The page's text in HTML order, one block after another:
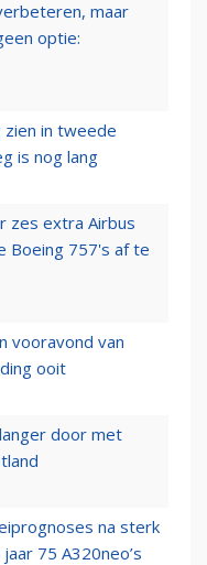
maar
optie:
in tweede
is nog lang
zes extra Airbus
Boeing 757's af te
vooravond van
ooit
door met
na sterk
75 A320neo’s